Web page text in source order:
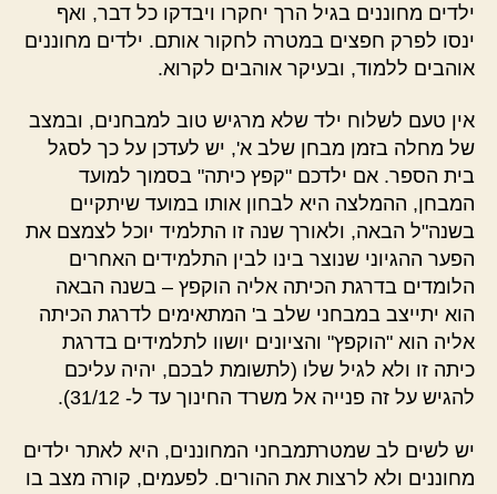
ילדים מחוננים בגיל הרך יחקרו ויבדקו כל דבר, ואף
ינסו לפרק חפצים במטרה לחקור אותם. ילדים מחוננים
אוהבים ללמוד, ובעיקר אוהבים לקרוא.
אין טעם לשלוח ילד שלא מרגיש טוב למבחנים, ובמצב
של מחלה בזמן מבחן שלב א', יש לעדכן על כך לסגל
בית הספר. אם ילדכם "קפץ כיתה" בסמוך למועד
המבחן, ההמלצה היא לבחון אותו במועד שיתקיים
בשנה"ל הבאה, ולאורך שנה זו התלמיד יוכל לצמצם את
הפער ההגיוני שנוצר בינו לבין התלמידים האחרים
הלומדים בדרגת הכיתה אליה הוקפץ – בשנה הבאה
הוא יתייצב במבחני שלב ב' המתאימים לדרגת הכיתה
אליה הוא "הוקפץ" והציונים יושוו לתלמידים בדרגת
כיתה זו ולא לגיל שלו (לתשומת לבכם, יהיה עליכם
להגיש על זה פנייה אל משרד החינוך עד ל- 31/12).
יש לשים לב שמטרתמבחני המחוננים, היא לאתר ילדים
מחוננים ולא לרצות את ההורים. לפעמים, קורה מצב בו